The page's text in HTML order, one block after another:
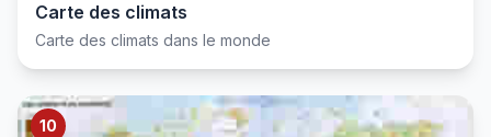
Carte des climats
Carte des climats dans le monde
10